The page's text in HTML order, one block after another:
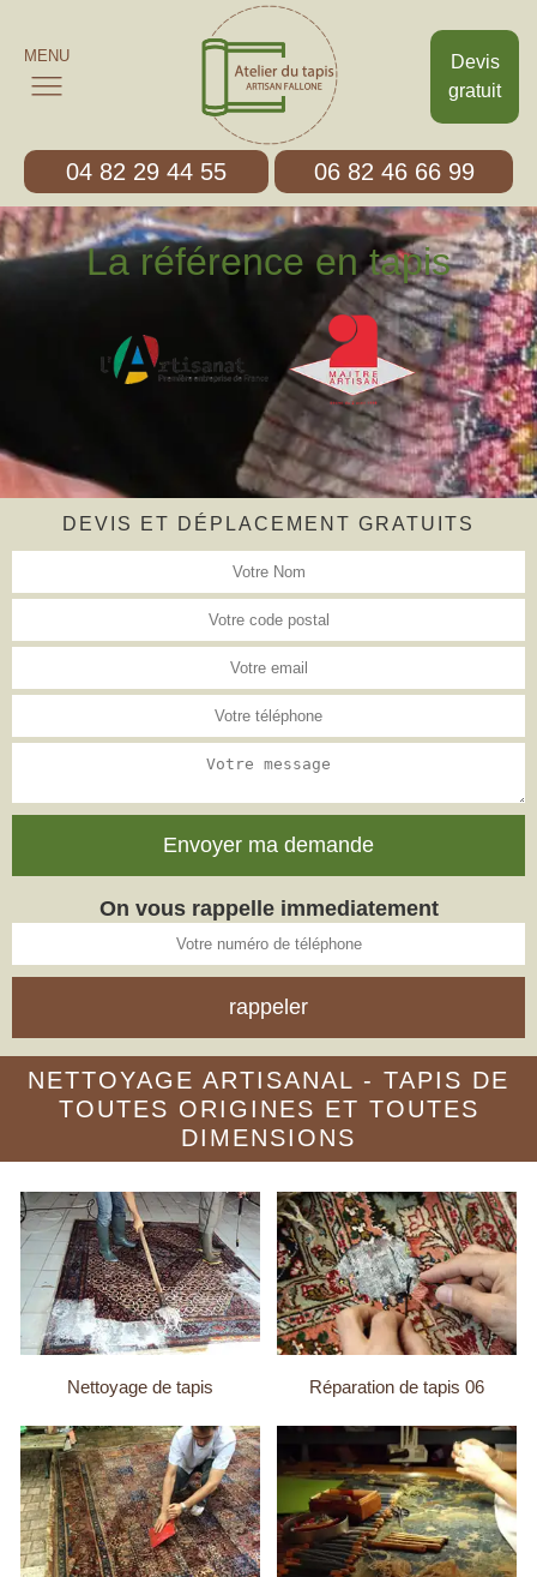
Devis
gratuit
MENU
04 82 29 44 55 06 82 46 66 99
La référence en tapis
DEVIS ET DÉPLACEMENT GRATUITS
On vous rappelle immediatement
NETTOYAGE ARTISANAL - TAPIS DE
TOUTES ORIGINES ET TOUTES
DIMENSIONS
Nettoyage de tapis Réparation de tapis 06